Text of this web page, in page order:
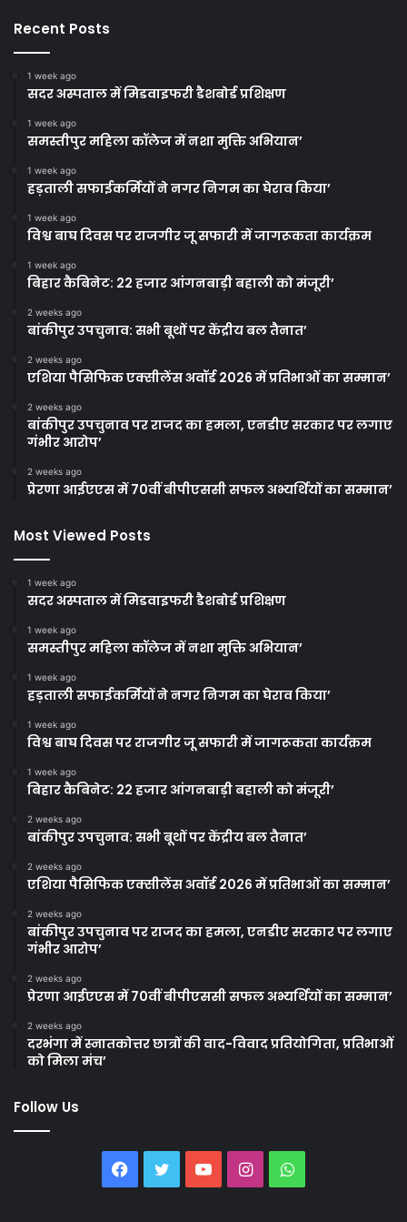
Recent Posts
1 week ago
सदर अस्पताल में मिडवाइफरी डैशबोर्ड प्रशिक्षण
1 week ago
समस्तीपुर महिला कॉलेज में नशा मुक्ति अभियान’
1 week ago
हड़ताली सफाईकर्मियों ने नगर निगम का घेराव किया’
1 week ago
विश्व बाघ दिवस पर राजगीर जू सफारी में जागरूकता कार्यक्रम
1 week ago
बिहार कैबिनेट: 22 हजार आंगनबाड़ी बहाली को मंजूरी’
2 weeks ago
बांकीपुर उपचुनाव: सभी बूथों पर केंद्रीय बल तैनात’
2 weeks ago
एशिया पैसिफिक एक्सीलेंस अवॉर्ड 2026 में प्रतिभाओं का सम्मान’
2 weeks ago
बांकीपुर उपचुनाव पर राजद का हमला, एनडीए सरकार पर लगाए
गंभीर आरोप’
2 weeks ago
प्रेरणा आईएएस में 70वीं बीपीएससी सफल अभ्यर्थियों का सम्मान’
Most Viewed Posts
1 week ago
सदर अस्पताल में मिडवाइफरी डैशबोर्ड प्रशिक्षण
1 week ago
समस्तीपुर महिला कॉलेज में नशा मुक्ति अभियान’
1 week ago
हड़ताली सफाईकर्मियों ने नगर निगम का घेराव किया’
1 week ago
विश्व बाघ दिवस पर राजगीर जू सफारी में जागरूकता कार्यक्रम
1 week ago
बिहार कैबिनेट: 22 हजार आंगनबाड़ी बहाली को मंजूरी’
2 weeks ago
बांकीपुर उपचुनाव: सभी बूथों पर केंद्रीय बल तैनात’
2 weeks ago
एशिया पैसिफिक एक्सीलेंस अवॉर्ड 2026 में प्रतिभाओं का सम्मान’
2 weeks ago
बांकीपुर उपचुनाव पर राजद का हमला, एनडीए सरकार पर लगाए
गंभीर आरोप’
2 weeks ago
प्रेरणा आईएएस में 70वीं बीपीएससी सफल अभ्यर्थियों का सम्मान’
2 weeks ago
दरभंगा में स्नातकोत्तर छात्रों की वाद-विवाद प्रतियोगिता, प्रतिभाओं
को मिला मंच’
Follow Us
Facebook
TwitterYouTubeInstagramWhatsApp